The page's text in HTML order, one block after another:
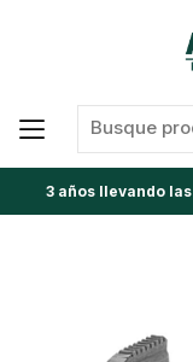
3 años llevando